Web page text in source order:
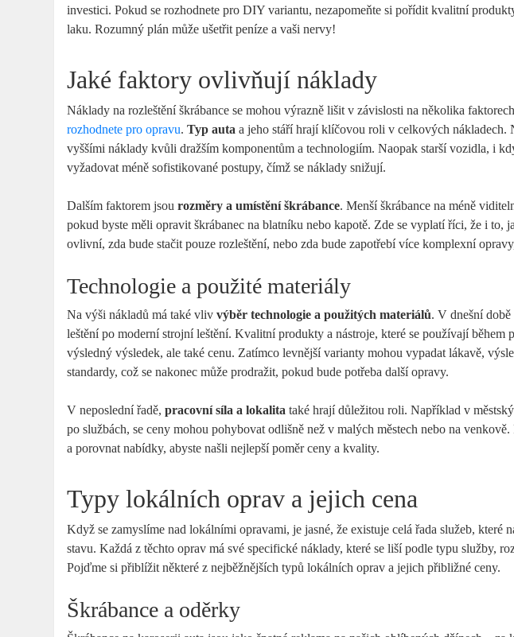
investici. Pokud se rozhodnete pro DIY variantu, nezapomeňte si pořídit kvalitní
laku. Rozumný plán může ušetřit peníze a vaši nervy!
Jaké faktory ovlivňují náklady
Náklady na rozleštění škrábance se mohou výrazně lišit v závislosti na několika
rozhodnete pro opravu.Typ auta a jeho stáří hrají klíčovou roli v celkových nákladech.
vyššími náklady kvůli dražším komponentům a technologiím. Naopak starší vozidla, i
vyžadovat méně sofistikované postupy, čímž se náklady snižují.
Dalším faktorem jsourozměry a umístění škrábance. Menší škrábance na méně
pokud byste měli opravit škrábanec na blatníku nebo kapotě. Zde se vyplatí říci, že i to,
ovlivní, zda bude stačit pouze rozleštění, nebo zda bude zapotřebí více komplexní
Technologie a použité materiály
Na výši nákladů má také vlivvýběr technologie a použitých materiálů. V dnešní
leštění po moderní strojní leštění. Kvalitní produkty a nástroje, které se používají během
výsledný výsledek, ale také cenu. Zatímco levnější varianty mohou vypadat lákavě,
standardy, což se nakonec může prodražit, pokud bude potřeba další opravy.
V neposlední řadě,pracovní síla a lokalita také hrají důležitou roli. Například v
po službách, se ceny mohou pohybovat odlišně než v malých městech nebo na
a porovnat nabídky, abyste našli nejlepší poměr ceny a kvality.
Typy lokálních oprav a jejich cena
Když se zamyslíme nad lokálními opravami, je jasné, že existuje celá řada služeb, které
stavu. Každá z těchto oprav má své specifické náklady, které se liší podle typu služby,
Pojďme si přiblížit některé z nejběžnějších typů lokálních oprav a jejich přibližné ceny.
Škrábance a oděrky